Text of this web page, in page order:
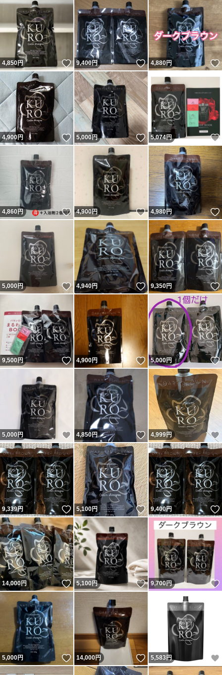
4,850円 いいね！
9,400円 いいね！
4,880円
4,900円 いいね！
5,000円 いいね！
5,074円
4,860円 いいね！
4,900円 いいね！
4,980円
5,000円 いいね！
4,940円 いいね！
9,350円
9,500円 いいね！
4,900円 いいね！
5,000円
5,000円 いいね！
4,850円 いいね！
4,999円
9,339円 いいね！
5,100円 いいね！
9,400円
14,000円 いいね！
5,100円 いいね！
9,700円
5,000円 いいね！
14,000円 いいね！
5,583円